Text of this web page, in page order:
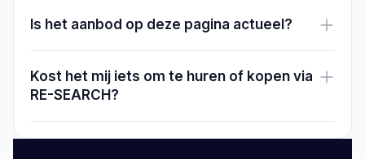
Is het aanbod op deze pagina actueel?
Kost het mij iets om te huren of kopen via
RE-SEARCH?